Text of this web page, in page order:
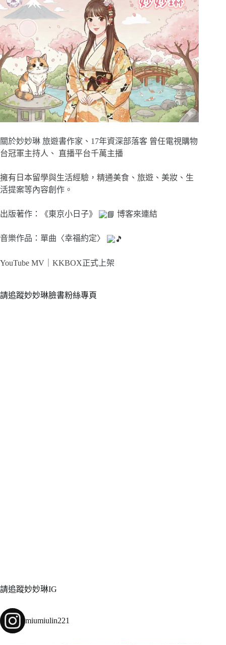
關於妙妙琳 旅遊書作家、17年資深部落客 曾任電視購物
台冠軍主持人、 直播平台千萬主播
擁有日本留學與生活經驗，精通美食、旅遊、美妝、生
活提案等內容創作。
出版著作：《東京小日子》 博客來連結
音樂作品：單曲〈幸福約定〉
YouTube MV｜ KKBOX正式上架
請追蹤妙妙琳臉書粉絲專頁
請追蹤妙妙琳IG
miumiulin221